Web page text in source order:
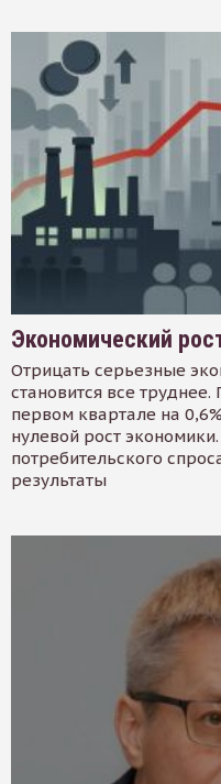
Экономический
Отрицать серьезные
становится все
первом квартале на
нулевой рост
потребительского
результаты